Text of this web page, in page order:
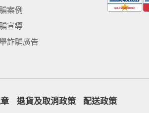
案例
宣導
詐騙廣告
退貨及取消政策 配送政策